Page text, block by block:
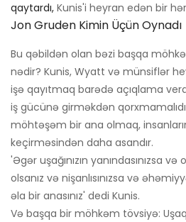
qaytardı, Kunis'i heyran edən bir
Jon Gruden Kimin Üçün Oynadı
Bu qəbildən olan bəzi başqa
nədir? Kunis, Wyatt və münsiflər
işə qayıtmaq barədə açıqlama
iş gücünə girməkdən
möhtəşəm bir ana olmaq,
keçirməsindən daha asandır.
'Əgər uşağınızın yanındasınızsa
olsanız və nişanlısınızsa və
əla bir anasınız' dedi Kunis.
Və başqa bir möhkəm tövsiyə: